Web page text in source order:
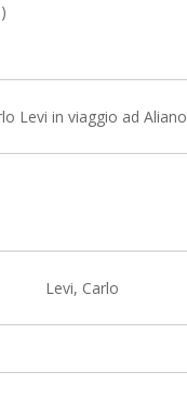
Levi in viaggio ad Aliano
Levi, Carlo